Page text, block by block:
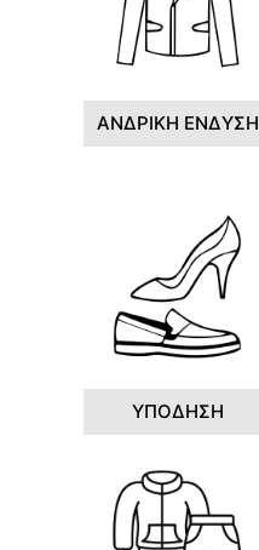
ΑΝΔΡΙΚΗ ΕΝΔΥΣΗ
ΥΠΟΔΗΣΗ